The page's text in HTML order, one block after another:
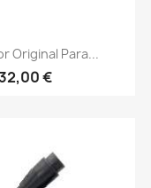
rápida
Original Para...
€